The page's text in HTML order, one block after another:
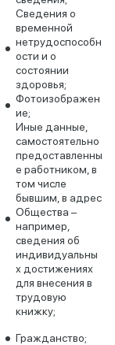
Сведения о
временной
нетрудоспособн
ости и о
состоянии
здоровья;
Фотоизображен
ие;
Иные данные,
самостоятельно
предоставленны
е работником, в
том числе
бывшим, в адрес
Общества –
например,
сведения об
индивидуальны
х достижениях
для внесения в
трудовую
книжку;
Гражданство;